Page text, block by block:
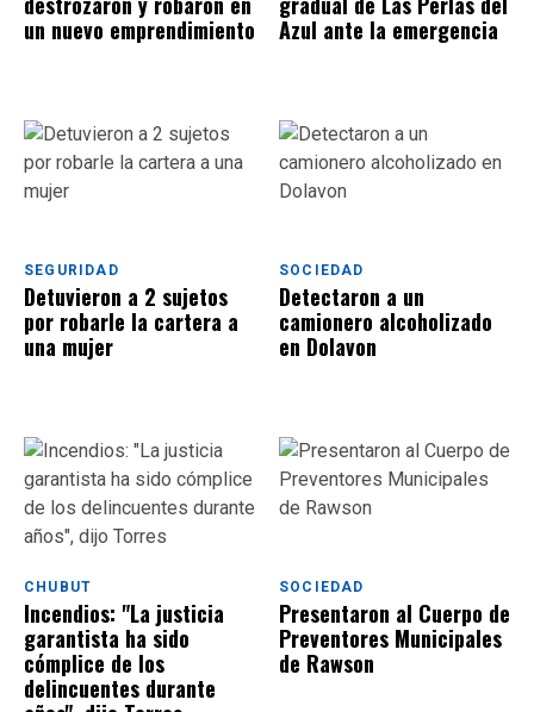
un nuevo emprendimiento
Azul ante la emergencia
SEGURIDAD
Detuvieron a 2 sujetos
por robarle la cartera a
una mujer
SOCIEDAD
Detectaron a un
camionero alcoholizado
en Dolavon
CHUBUT
Incendios: "La justicia
garantista ha sido
cómplice de los
delincuentes durante
SOCIEDAD
Presentaron al Cuerpo de
Preventores Municipales
de Rawson